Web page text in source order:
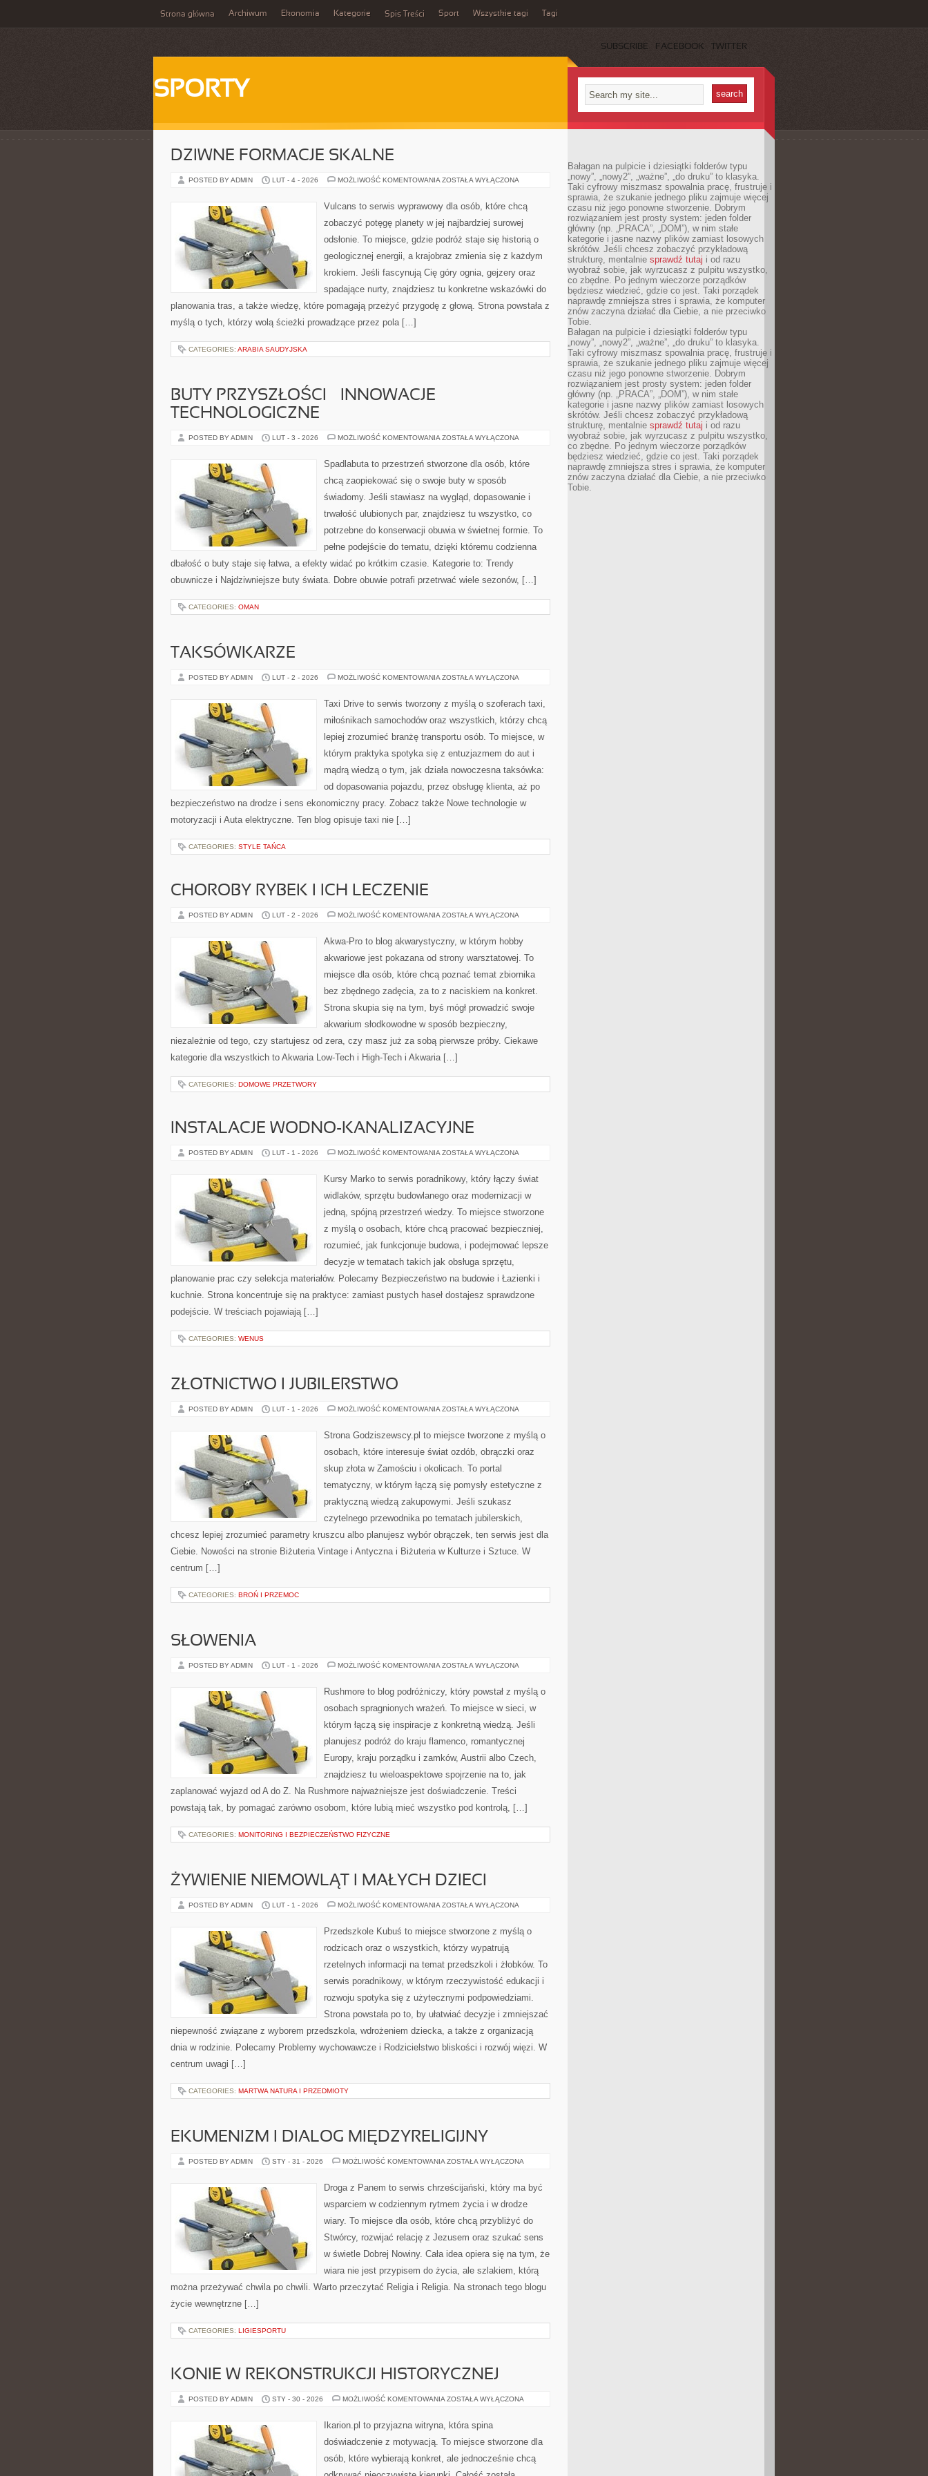
Strona główna Archiwum Ekonomia Kategorie Spis Treści Sport Wszystkie tagi Tagi
SUBSCRIBE FACEBOOK TWITTER
SPORTY
DZIWNE FORMACJE SKALNE
POSTED BY ADMIN LUT - 4 - 2026 MOŻLIWOŚĆ KOMENTOWANIA DZIWNE
ZOSTAŁA WYŁĄCZONA
Vulcans to serwis wyprawowy dla osób, które chcą
zobaczyć potęgę planety w jej najbardziej surowej
odsłonie. To miejsce, gdzie podróż staje się historią o
geologicznej energii, a krajobraz zmienia się z każdym
krokiem. Jeśli fascynują Cię góry ognia, gejzery oraz
spadające nurty, znajdziesz tu konkretne wskazówki do
planowania tras, a także wiedzę, które pomagają przeżyć przygodę z głową. Strona powstała z
myślą o tych, którzy wolą ścieżki prowadzące przez pola […]
CATEGORIES: ARABIA SAUDYJSKA
BUTY PRZYSZŁOŚCI – INNOWACJE
TECHNOLOGICZNE
POSTED BY ADMIN LUT - 3 - 2026 MOŻLIWOŚĆ KOMENTOWANIA BUTY
INNOWACJE
TECHNOLOGICZNE
ZOSTAŁA WYŁĄCZONA
Spadlabuta to przestrzeń stworzone dla osób, które
chcą zaopiekować się o swoje buty w sposób
świadomy. Jeśli stawiasz na wygląd, dopasowanie i
trwałość ulubionych par, znajdziesz tu wszystko, co
potrzebne do konserwacji obuwia w świetnej formie. To
pełne podejście do tematu, dzięki któremu codzienna
dbałość o buty staje się łatwa, a efekty widać po krótkim czasie. Kategorie to: Trendy
obuwnicze i Najdziwniejsze buty świata. Dobre obuwie potrafi przetrwać wiele sezonów, […]
CATEGORIES: OMAN
TAKSÓWKARZE
POSTED BY ADMIN LUT - 2 - 2026 MOŻLIWOŚĆ KOMENTOWANIA TAKSÓWKARZE
ZOSTAŁA WYŁĄCZONA
Taxi Drive to serwis tworzony z myślą o szoferach taxi,
miłośnikach samochodów oraz wszystkich, którzy chcą
lepiej zrozumieć branżę transportu osób. To miejsce, w
którym praktyka spotyka się z entuzjazmem do aut i
mądrą wiedzą o tym, jak działa nowoczesna taksówka:
od dopasowania pojazdu, przez obsługę klienta, aż po
bezpieczeństwo na drodze i sens ekonomiczny pracy. Zobacz także Nowe technologie w
motoryzacji i Auta elektryczne. Ten blog opisuje taxi nie […]
CATEGORIES: STYLE TAŃCA
CHOROBY RYBEK I ICH LECZENIE
POSTED BY ADMIN LUT - 2 - 2026 MOŻLIWOŚĆ KOMENTOWANIA CHOROBY
LECZENIE
ZOSTAŁA WYŁĄCZONA
Akwa-Pro to blog akwarystyczny, w którym hobby
akwariowe jest pokazana od strony warsztatowej. To
miejsce dla osób, które chcą poznać temat zbiornika
bez zbędnego zadęcia, za to z naciskiem na konkret.
Strona skupia się na tym, byś mógł prowadzić swoje
akwarium słodkowodne w sposób bezpieczny,
niezależnie od tego, czy startujesz od zera, czy masz już za sobą pierwsze próby. Ciekawe
kategorie dla wszystkich to Akwaria Low-Tech i High-Tech i Akwaria […]
CATEGORIES: DOMOWE PRZETWORY
INSTALACJE WODNO-KANALIZACYJNE
POSTED BY ADMIN LUT - 1 - 2026 MOŻLIWOŚĆ KOMENTOWANIA INSTALACJE
ZOSTAŁA WYŁĄCZONA
Kursy Marko to serwis poradnikowy, który łączy świat
widlaków, sprzętu budowlanego oraz modernizacji w
jedną, spójną przestrzeń wiedzy. To miejsce stworzone
z myślą o osobach, które chcą pracować bezpieczniej,
rozumieć, jak funkcjonuje budowa, i podejmować lepsze
decyzje w tematach takich jak obsługa sprzętu,
planowanie prac czy selekcja materiałów. Polecamy Bezpieczeństwo na budowie i Łazienki i
kuchnie. Strona koncentruje się na praktyce: zamiast pustych haseł dostajesz sprawdzone
podejście. W treściach pojawiają […]
CATEGORIES: WENUS
ZŁOTNICTWO I JUBILERSTWO
POSTED BY ADMIN LUT - 1 - 2026 MOŻLIWOŚĆ KOMENTOWANIA ZŁOTNICTWO
ZOSTAŁA WYŁĄCZONA
Strona Godziszewscy.pl to miejsce tworzone z myślą o
osobach, które interesuje świat ozdób, obrączki oraz
skup złota w Zamościu i okolicach. To portal
tematyczny, w którym łączą się pomysły estetyczne z
praktyczną wiedzą zakupowymi. Jeśli szukasz
czytelnego przewodnika po tematach jubilerskich,
chcesz lepiej zrozumieć parametry kruszcu albo planujesz wybór obrączek, ten serwis jest dla
Ciebie. Nowości na stronie Biżuteria Vintage i Antyczna i Biżuteria w Kulturze i Sztuce. W
centrum […]
CATEGORIES: BROŃ I PRZEMOC
SŁOWENIA
POSTED BY ADMIN LUT - 1 - 2026 MOŻLIWOŚĆ KOMENTOWANIA SŁOWENIA
ZOSTAŁA WYŁĄCZONA
Rushmore to blog podróżniczy, który powstał z myślą o
osobach spragnionych wrażeń. To miejsce w sieci, w
którym łączą się inspiracje z konkretną wiedzą. Jeśli
planujesz podróż do kraju flamenco, romantycznej
Europy, kraju porządku i zamków, Austrii albo Czech,
znajdziesz tu wieloaspektowe spojrzenie na to, jak
zaplanować wyjazd od A do Z. Na Rushmore najważniejsze jest doświadczenie. Treści
powstają tak, by pomagać zarówno osobom, które lubią mieć wszystko pod kontrolą, […]
CATEGORIES: MONITORING I BEZPIECZEŃSTWO FIZYCZNE
ŻYWIENIE NIEMOWLĄT I MAŁYCH DZIECI
POSTED BY ADMIN LUT - 1 - 2026 MOŻLIWOŚĆ KOMENTOWANIA ŻYWIENIE
MAŁYCH
DZIECI
ZOSTAŁA WYŁĄCZONA
Przedszkole Kubuś to miejsce stworzone z myślą o
rodzicach oraz o wszystkich, którzy wypatrują
rzetelnych informacji na temat przedszkoli i żłobków. To
serwis poradnikowy, w którym rzeczywistość edukacji i
rozwoju spotyka się z użytecznymi podpowiedziami.
Strona powstała po to, by ułatwiać decyzje i zmniejszać
niepewność związane z wyborem przedszkola, wdrożeniem dziecka, a także z organizacją
dnia w rodzinie. Polecamy Problemy wychowawcze i Rodzicielstwo bliskości i rozwój więzi. W
centrum uwagi […]
CATEGORIES: MARTWA NATURA I PRZEDMIOTY
EKUMENIZM I DIALOG MIĘDZYRELIGIJNY
POSTED BY ADMIN STY - 31 - 2026 MOŻLIWOŚĆ KOMENTOWANIA EKUMENIZM
MIĘDZYRELIGIJNY
ZOSTAŁA WYŁĄCZONA
Droga z Panem to serwis chrześcijański, który ma być
wsparciem w codziennym rytmem życia i w drodze
wiary. To miejsce dla osób, które chcą przybliżyć do
Stwórcy, rozwijać relację z Jezusem oraz szukać sens
w świetle Dobrej Nowiny. Cała idea opiera się na tym, że
wiara nie jest przypisem do życia, ale szlakiem, którą
można przeżywać chwila po chwili. Warto przeczytać Religia i Religia. Na stronach tego blogu
życie wewnętrzne […]
CATEGORIES: LIGIESPORTU
KONIE W REKONSTRUKCJI HISTORYCZNEJ
POSTED BY ADMIN STY - 30 - 2026 MOŻLIWOŚĆ KOMENTOWANIA KONIE
HISTORYCZNEJ
ZOSTAŁA WYŁĄCZONA
Ikarion.pl to przyjazna witryna, która spina
doświadczenie z motywacją. To miejsce stworzone dla
osób, które wybierają konkret, ale jednocześnie chcą
Bałagan na pulpicie i dziesiątki folderów typu
„nowy”, „nowy2”, „ważne”, „do druku” to klasyka.
Taki cyfrowy miszmasz spowalnia pracę, frustruje i
sprawia, że szukanie jednego pliku zajmuje więcej
czasu niż jego ponowne stworzenie. Dobrym
rozwiązaniem jest prosty system: jeden folder
główny (np. „PRACA”, „DOM”), w nim stałe
kategorie i jasne nazwy plików zamiast losowych
skrótów. Jeśli chcesz zobaczyć przykładową
strukturę, mentalnie sprawdź tutaj i od razu
wyobraź sobie, jak wyrzucasz z pulpitu wszystko,
co zbędne. Po jednym wieczorze porządków
będziesz wiedzieć, gdzie co jest. Taki porządek
naprawdę zmniejsza stres i sprawia, że komputer
znów zaczyna działać dla Ciebie, a nie przeciwko
Tobie.
Bałagan na pulpicie i dziesiątki folderów typu
„nowy”, „nowy2”, „ważne”, „do druku” to klasyka.
Taki cyfrowy miszmasz spowalnia pracę, frustruje i
sprawia, że szukanie jednego pliku zajmuje więcej
czasu niż jego ponowne stworzenie. Dobrym
rozwiązaniem jest prosty system: jeden folder
główny (np. „PRACA”, „DOM”), w nim stałe
kategorie i jasne nazwy plików zamiast losowych
skrótów. Jeśli chcesz zobaczyć przykładową
strukturę, mentalnie sprawdź tutaj i od razu
wyobraź sobie, jak wyrzucasz z pulpitu wszystko,
co zbędne. Po jednym wieczorze porządków
będziesz wiedzieć, gdzie co jest. Taki porządek
naprawdę zmniejsza stres i sprawia, że komputer
znów zaczyna działać dla Ciebie, a nie przeciwko
Tobie.